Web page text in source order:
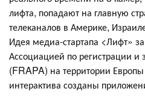
лифта, попадают на главную
телеканалов в Америке,
Идея медиа-стартапа <Лифт»
Ассоциацией по регистрации и
(FRAPA) на территории
интерактива созданы